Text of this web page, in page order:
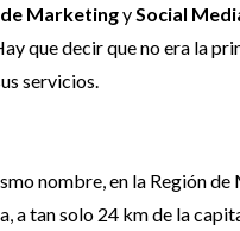
Marketingy Social
que decir que no era la
servicios.
nombre, en la Región
a tan solo 24 km de la